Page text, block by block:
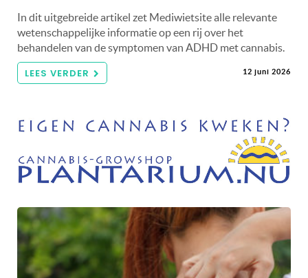
In dit uitgebreide artikel zet Mediwietsite alle relevante
wetenschappelijke informatie op een rij over het
behandelen van de symptomen van ADHD met cannabis.
LEES VERDER 12 juni 2026